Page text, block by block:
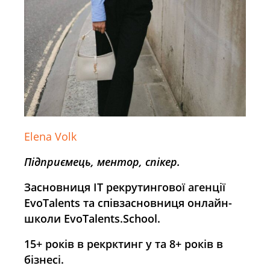
Elena Volk
Підприємець, ментор, спікер.
Засновниця ІТ рекрутингової агенції
EvoTalents та співзасновниця онлайн-
школи EvoTalents.School.
15+ років в рекрктинг у та 8+ років в
бізнесі.